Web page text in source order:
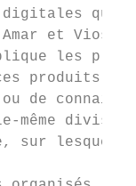
digitales qui
et
les
produits
de
même
sur